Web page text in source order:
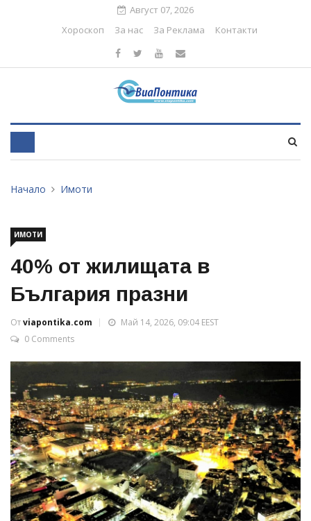
Август 07, 2026
Хороскоп
За нас За Реклама Контакти
Начало Имоти
ИМОТИ
40% от жилищата в
България празни
Отviapontika.com
Май 14, 2026, 09:04 EEST
0 Comments